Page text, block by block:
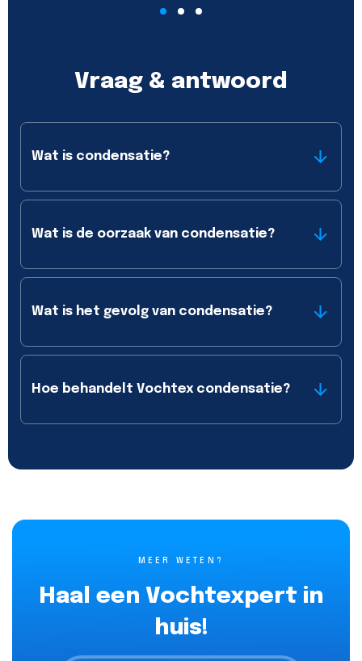
Vraag & antwoord
Wat is condensatie?
Wat is de oorzaak van condensatie?
Wat is het gevolg van condensatie?
Hoe behandelt Vochtex condensatie?
MEER WETEN?
Haal een Vochtexpert in
huis!